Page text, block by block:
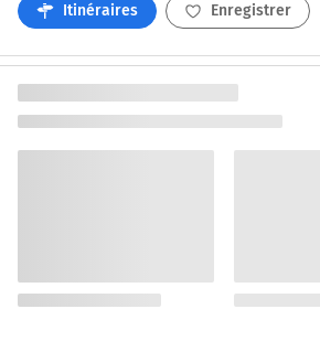
Itinéraires Enregistrer